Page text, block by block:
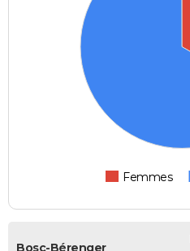
Femmes
Bosc-Bérenger